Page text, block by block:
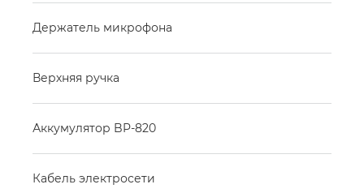
Держатель микрофона
Верхняя ручка
Аккумулятор BP-820
Кабель электросети